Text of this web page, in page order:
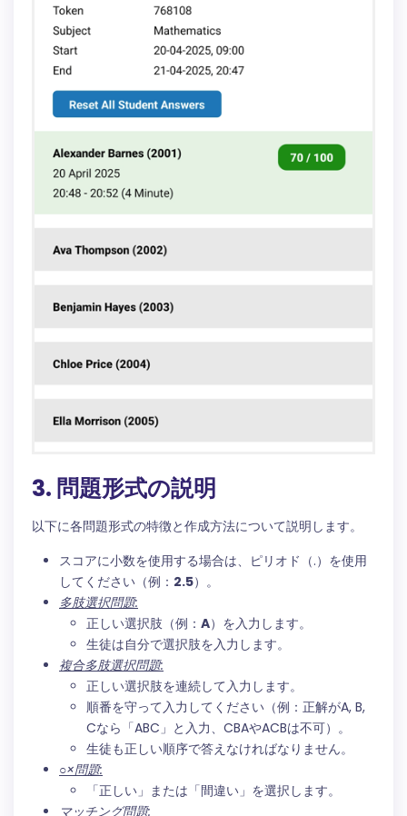
3. 問題形式の説明
以下に各問題形式の特徴と作成方法について説明します。
スコアに小数を使用する場合は、ピリオド（.）を使用
してください（例： 2.5）。
多肢選択問題:
正しい選択肢（例： A ）を入力します。
生徒は自分で選択肢を入力します。
複合多肢選択問題:
正しい選択肢を連続して入力します。
順番を守って入力してください（例：正解がA, B,
Cなら「ABC」と入力、CBAやACBは不可）。
生徒も正しい順序で答えなければなりません。
○×問題:
「正しい」または「間違い」を選択します。
マッチング問題: